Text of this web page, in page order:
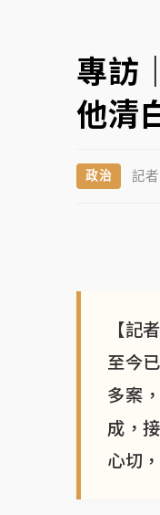
專訪
他清
政治 記者
【記
至今
多案
成，
心切